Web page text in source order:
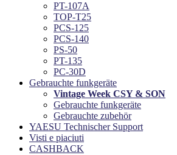
PT-107A
TOP-T25
PCS-125
PCS-140
PS-50
PT-135
PC-30D
Gebrauchte funkgeräte
Vintage Week CSY & SON
Gebrauchte funkgeräte
Gebrauchte zubehör
YAESU Technischer Support
Visti e piaciuti
CASHBACK